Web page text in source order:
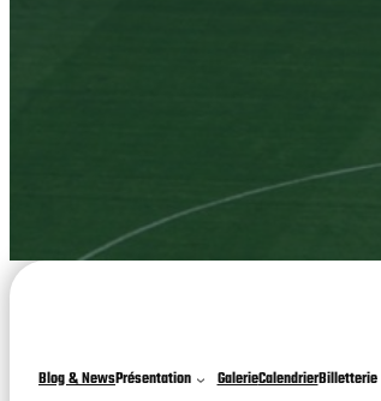
Blog & NewsPrésentation GalerieCalendrierBilletterie